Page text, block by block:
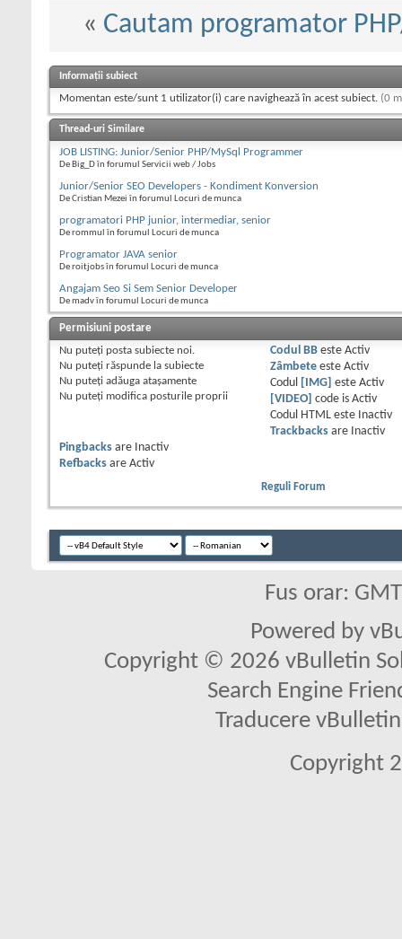
« Cautam programator
Informații subiect
Momentan este/sunt 1 utilizator(i) care navighează în acest subiect. (0
Thread-uri Similare
JOB LISTING: Junior/Senior PHP/MySql Programmer
De Big_D în forumul Servicii web / Jobs
Junior/Senior SEO Developers - Kondiment Konversion
De Cristian Mezei în forumul Locuri de munca
programatori PHP junior, intermediar, senior
De rommul în forumul Locuri de munca
Programator JAVA senior
De roitjobs în forumul Locuri de munca
Angajam Seo Si Sem Senior Developer
De madv în forumul Locuri de munca
Permisiuni postare
Nu puteţi posta subiecte noi.
Nu puteţi răspunde la subiecte
Nu puteţi adăuga ataşamente
Nu puteţi modifica posturile proprii
Codul BBeste Activ
Zâmbeteeste Activ
Codul
[IMG] este Activ
[VIDEO]
code is Activ
Codul HTML este
Inactiv
Trackbacksare
Inactiv
Pingbacks are
Inactiv
Refbacks are Activ
Reguli Forum
Fus orar:
Powered by
Copyright © 2026 vBulletin
Search Engine
Traducere
Copyright